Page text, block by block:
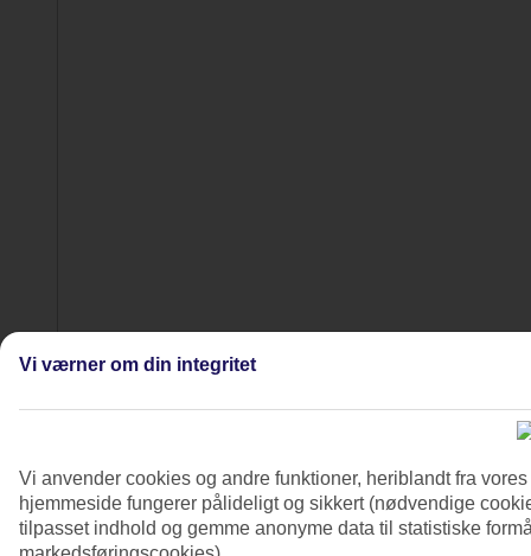
5/7
Vi værner om din integritet
Vi anvender cookies og andre funktioner, heriblandt fra
hjemmeside fungerer pålideligt og sikkert (nødvendige
tilpasset indhold og gemme anonyme data til statistiske